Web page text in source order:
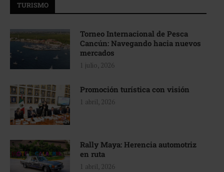
TURISMO
Torneo Internacional de Pesca
Cancún: Navegando hacia nuevos
mercados
1 julio, 2026
Promoción turística con visión
1 abril, 2026
Rally Maya: Herencia automotriz
en ruta
1 abril, 2026